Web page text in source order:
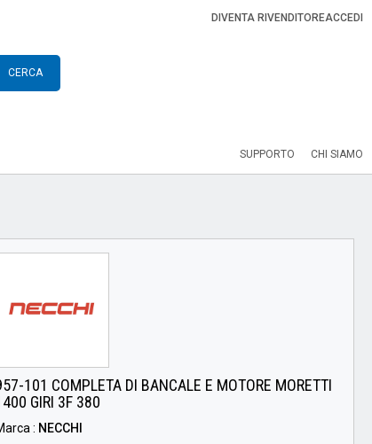
DIVENTA RIVENDITOREACCEDI
CERCA
SUPPORTO CHI SIAMO
101 COMPLETA DI BANCALE E MOTORE MORETTI
GIRI 3F 380
: NECCHI